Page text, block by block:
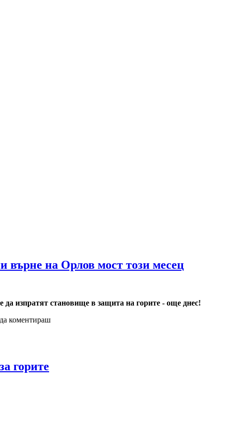
върне на Орлов мост този месец
изпратят становище в защита на горите - още днес!
коментираш
горите